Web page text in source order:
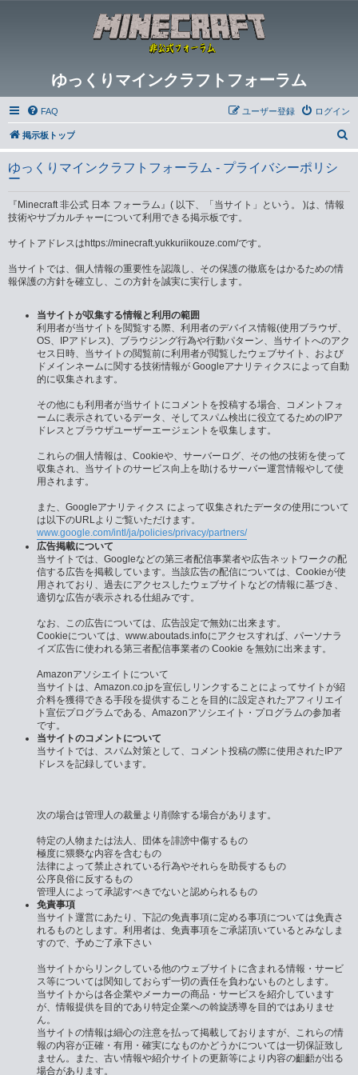
ゆっくりマインクラフトフォーラム
FAQ ログイン
ユーザー登録
掲示板トップ
索
ゆっくりマインクラフトフォーラム - プライバシーポリシ
ー
『Minecraft 非公式 日本 フォーラム』( 以下、「当サイト」という。 )は、情報
技術やサブカルチャーについて利用できる掲示板です。
サイトアドレスはhttps://minecraft.yukkuriikouze.com/です。
当サイトでは、個人情報の重要性を認識し、その保護の徹底をはかるための情
報保護の方針を確立し、この方針を誠実に実行します。
当サイトが収集する情報と利用の範囲
利用者が当サイトを閲覧する際、利用者のデバイス情報(使用ブラウザ、
OS、IPアドレス)、ブラウジング行為や行動パターン、当サイトへのアク
セス日時、当サイトの閲覧前に利用者が閲覧したウェブサイト、および
ドメインネームに関する技術情報が Googleアナリティクスによって自動
的に収集されます。
その他にも利用者が当サイトにコメントを投稿する場合、コメントフォ
ームに表示されているデータ、そしてスパム検出に役立てるためのIPア
ドレスとブラウザユーザーエージェントを収集します。
これらの個人情報は、Cookieや、サーバーログ、その他の技術を使って
収集され、当サイトのサービス向上を助けるサーバー運営情報やして使
用されます。
また、Googleアナリティクス によって収集されたデータの使用について
は以下のURLよりご覧いただけます。
www.google.com/intl/ja/policies/privacy/partners/
広告掲載について
当サイトでは、Googleなどの第三者配信事業者や広告ネットワークの配
信する広告を掲載しています。当該広告の配信については、Cookieが使
用されており、過去にアクセスしたウェブサイトなどの情報に基づき、
適切な広告が表示される仕組みです。
なお、この広告については、広告設定で無効に出来ます。
Cookieについては、www.aboutads.infoにアクセスすれば、パーソナラ
イズ広告に使われる第三者配信事業者の Cookie を無効に出来ます。
Amazonアソシエイトについて
当サイトは、Amazon.co.jpを宣伝しリンクすることによってサイトが紹
介料を獲得できる手段を提供することを目的に設定されたアフィリエイ
ト宣伝プログラムである、Amazonアソシエイト・プログラムの参加者
です。
当サイトのコメントについて
当サイトでは、スパム対策として、コメント投稿の際に使用されたIPア
ドレスを記録しています。
次の場合は管理人の裁量より削除する場合があります。
特定の人物または法人、団体を誹謗中傷するもの
極度に猥褻な内容を含むもの
法律によって禁止されている行為やそれらを助長するもの
公序良俗に反するもの
管理人によって承認すべきでないと認められるもの
免責事項
当サイト運営にあたり、下記の免責事項に定める事項については免責さ
れるものとします。利用者は、免責事項をご承諾頂いているとみなしま
すので、予めご了承下さい
当サイトからリンクしている他のウェブサイトに含まれる情報・サービ
ス等については関知しておらず一切の責任を負わないものとします。
当サイトからは各企業やメーカーの商品・サービスを紹介しています
が、情報提供を目的であり特定企業への斡旋誘導を目的ではありませ
ん。
当サイトの情報は細心の注意を払って掲載しておりますが、これらの情
報の内容が正確・有用・確実になものかどうかについては一切保証致し
ません。また、古い情報や紹介サイトの更新等により内容の齟齬が出る
場合があります。